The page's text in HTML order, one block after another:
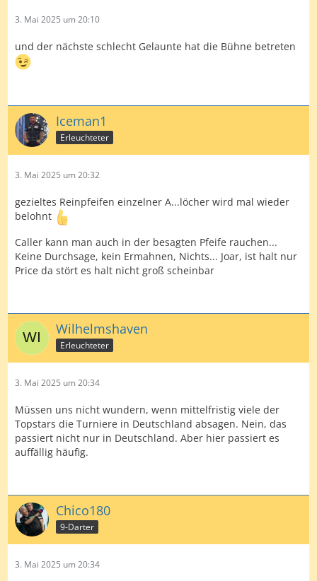
3. Mai 2025 um 20:10
und der nächste schlecht Gelaunte hat die Bühne betreten
Iceman1
Erleuchteter
3. Mai 2025 um 20:32
gezieltes Reinpfeifen einzelner A...löcher wird mal wieder
belohnt
Caller kann man auch in der besagten Pfeife rauchen...
Keine Durchsage, kein Ermahnen, Nichts... Joar, ist halt nur
Price da stört es halt nicht groß scheinbar
Wilhelmshaven
Erleuchteter
3. Mai 2025 um 20:34
Müssen uns nicht wundern, wenn mittelfristig viele der
Topstars die Turniere in Deutschland absagen. Nein, das
passiert nicht nur in Deutschland. Aber hier passiert es
auffällig häufig.
Chico180
9-Darter
3. Mai 2025 um 20:34